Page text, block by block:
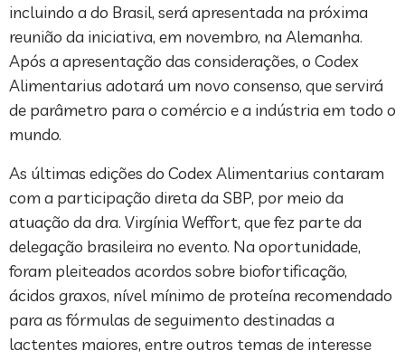
incluindo a do Brasil, será apresentada na próxima
reunião da iniciativa, em novembro, na Alemanha.
Após a apresentação das considerações, o Codex
Alimentarius adotará um novo consenso, que servirá
de parâmetro para o comércio e a indústria em todo o
mundo.
As últimas edições do Codex Alimentarius contaram
com a participação direta da SBP, por meio da
atuação da dra. Virgínia Weffort, que fez parte da
delegação brasileira no evento. Na oportunidade,
foram pleiteados acordos sobre biofortificação,
ácidos graxos, nível mínimo de proteína recomendado
para as fórmulas de seguimento destinadas a
lactentes maiores, entre outros temas de interesse